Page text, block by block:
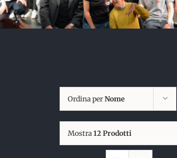
Ordina per Nome
Mostra 12 Prodotti